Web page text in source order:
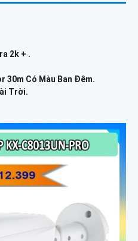
2k + .
30m Có Màu Ban Ðêm.
Trời.